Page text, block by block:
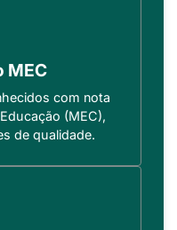
MEC
com nota
(MEC),
de qualidade.